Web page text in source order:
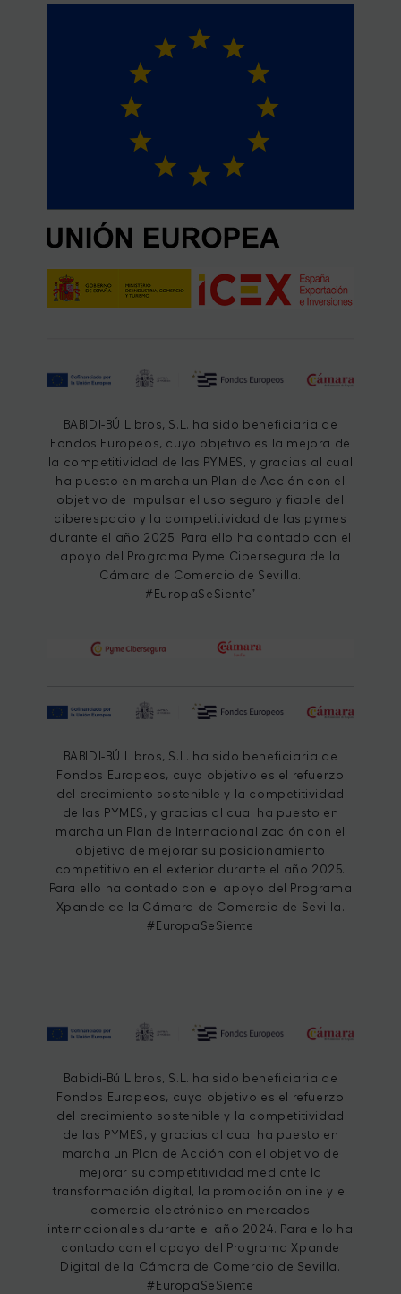
BABIDI-BÚ Libros, S.L. ha sido beneficiaria de
Fondos Europeos, cuyo objetivo es la mejora de
la competitividad de las PYMES, y gracias al cual
ha puesto en marcha un Plan de Acción con el
objetivo de impulsar el uso seguro y fiable del
ciberespacio y la competitividad de las pymes
durante el año 2025. Para ello ha contado con el
apoyo del Programa Pyme Cibersegura de la
Cámara de Comercio de Sevilla.
#EuropaSeSiente”
BABIDI-BÚ Libros, S.L. ha sido beneficiaria de
Fondos Europeos, cuyo objetivo es el refuerzo
del crecimiento sostenible y la competitividad
de las PYMES, y gracias al cual ha puesto en
marcha un Plan de Internacionalización con el
objetivo de mejorar su posicionamiento
competitivo en el exterior durante el año 2025.
Para ello ha contado con el apoyo del Programa
Xpande de la Cámara de Comercio de Sevilla.
#EuropaSeSiente
Babidi-Bú Libros, S.L. ha sido beneficiaria de
Fondos Europeos, cuyo objetivo es el refuerzo
del crecimiento sostenible y la competitividad
de las PYMES, y gracias al cual ha puesto en
marcha un Plan de Acción con el objetivo de
mejorar su competitividad mediante la
transformación digital, la promoción online y el
comercio electrónico en mercados
internacionales durante el año 2024. Para ello ha
contado con el apoyo del Programa Xpande
Digital de la Cámara de Comercio de Sevilla.
#EuropaSeSiente